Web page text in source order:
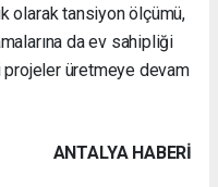
olarak tansiyon ölçümü,
da ev sahipliği
üretmeye devam
ANTALYA HABERİ